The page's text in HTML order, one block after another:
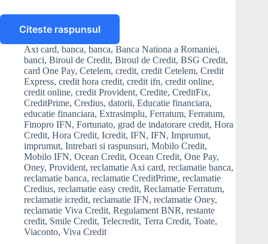
Citeste raspunsul
Ce
pot
sa
fac
daca
am
ajuns
la
un
grad
de
indatorare
de
200%,
din
cauza
creditelor
de
Axi card, banca, banca, Banca Nationa a Romaniei,
banci, Biroul de Credit, Biroul de Credit, BSG Credit,
card One Pay, Cetelem, credit, credit Cetelem, Credit
Express, credit hora credit, credit ifn, credit online,
credit online, credit Provident, Credite, CreditFix,
CreditPrime, Credius, datorii, Educatie financiara,
educatie financiara, Extrasimplu, Ferratum, Ferratum,
Finopro IFN, Fortunato, grad de indatorare credit, Hora
Credit, Hora Credit, Icredit, IFN, IFN, Imprumut,
imprumut, Intrebari si raspunsuri, Mobilo Credit,
Mobilo IFN, Ocean Credit, Ocean Credit, One Pay,
Oney, Provident, reclamatie Axi card, reclamatie banca,
reclamatie banca, reclamatie CreditPrime, reclamatie
Credius, reclamatie easy credit, Reclamatie Ferratum,
reclamatie icredit, reclamatie IFN, reclamatie Oney,
reclamatie Viva Credit, Regulament BNR, restante
credit, Smile Credit, Telecredit, Terra Credit, Toate,
Viaconto, Viva Credit